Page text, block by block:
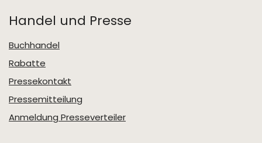
Handel und Presse
Buchhandel
Rabatte
Pressekontakt
Pressemitteilung
Anmeldung Presseverteiler